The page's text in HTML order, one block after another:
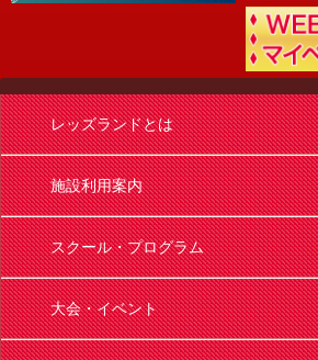
レッズランドとは
施設利用案内
スクール・プログラム
大会・イベント